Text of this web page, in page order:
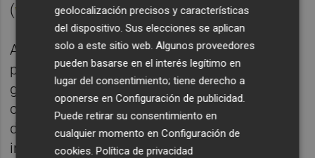
(www.mediomaratonvalencia.com).
Aquellos que deseen apuntarse al ballot,
pueden hacerlo de manera individual o en
grupos de hasta tres personas, en cualquier
caso todos tienen las mismas posibilidades
de conseguir un dorsal, también
independientemente del momento en el que
geolocalización precisos y características
del dispositivo. Sus elecciones se aplican
solo a este sitio web. Algunos proveedores
pueden basarse en el interés legítimo en
lugar del consentimiento; tiene derecho a
oponerse enConfiguración de publicidad.
Puede retirar su consentimiento en
cualquier momento enConfiguración de
cookies.Política de privacidad